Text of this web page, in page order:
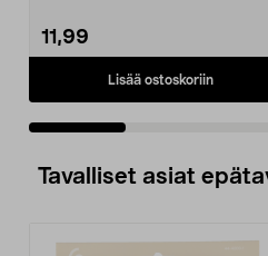
11,99
Lisää ostoskoriin
Tavalliset asiat